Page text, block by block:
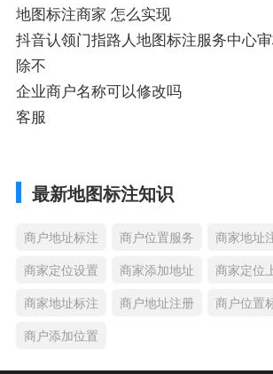
地图标注商家 怎么实现
抖音认领门指路人地图标注服务中心
除不
企业商户名称可以修改吗
客服
最新地图标注知识
商户地址标注 商户位置服务
商家地址
商家定位设置
商家添加地址
商家定位
商家地址标注
商户地址注册
商户位置
商户添加位置